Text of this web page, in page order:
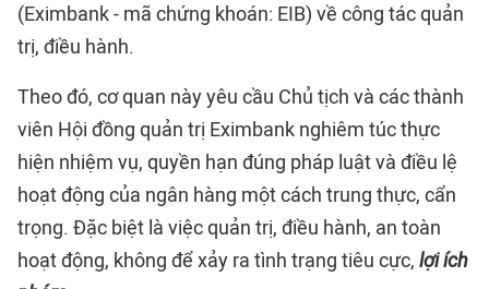
(Eximbank - mã chứng khoán: EIB) về công tác quản
trị, điều hành.
Theo đó, cơ quan này yêu cầu Chủ tịch và các thành
viên Hội đồng quản trị Eximbank nghiêm túc thực
hiện nhiệm vụ, quyền hạn đúng pháp luật và điều lệ
hoạt động của ngân hàng một cách trung thực, cẩn
trọng. Đặc biệt là việc quản trị, điều hành, an toàn
hoạt động, không để xảy ra tình trạng tiêu cực, lợi ích